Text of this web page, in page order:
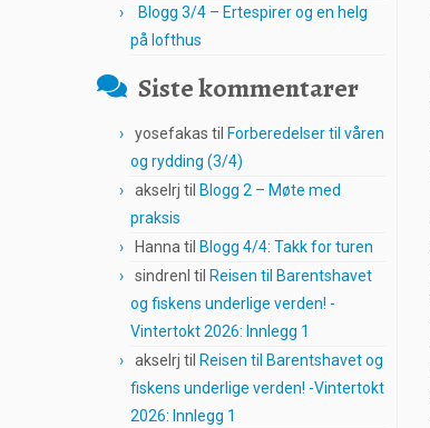
Blogg 3/4 – Ertespirer og en helg
på lofthus
Siste kommentarer
yosefakas til Forberedelser til våren
og rydding (3/4)
akselrj til Blogg 2 – Møte med
praksis
Hanna til Blogg 4/4: Takk for turen
sindrenl til Reisen til Barentshavet
og fiskens underlige verden! -
Vintertokt 2026: Innlegg 1
akselrj til Reisen til Barentshavet og
fiskens underlige verden! -Vintertokt
2026: Innlegg 1